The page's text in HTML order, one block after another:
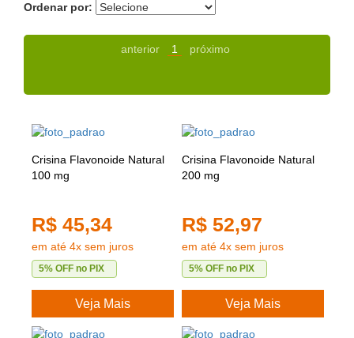
Ordenar por:
anterior 1 próximo
Crisina Flavonoide Natural
100 mg
R$ 45,34
em até 4x sem juros
5% OFF no PIX
Veja Mais
Crisina Flavonoide Natural
200 mg
R$ 52,97
em até 4x sem juros
5% OFF no PIX
Veja Mais